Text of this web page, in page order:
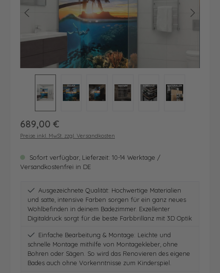
Regulärer Preis:
689,00 €
Preise inkl. MwSt. zzgl. Versandkosten
Sofort verfügbar, Lieferzeit: 10-14 Werktage /
Versandkostenfrei in DE
Ausgezeichnete Qualität: Hochwertige Materialien
und satte, intensive Farben sorgen für ein ganz neues
Wohlbefinden in deinem Badezimmer. Exzellenter
Digitaldruck sorgt für die beste Farbbrillanz mit 3D Optik
Einfache Bearbeitung & Montage: Leichte und
schnelle Montage mithilfe von Montagekleber, ohne
Bohren oder Sägen. So wird das Renovieren des eigene
Bades auch ohne Vorkenntnisse zum Kinderspiel.